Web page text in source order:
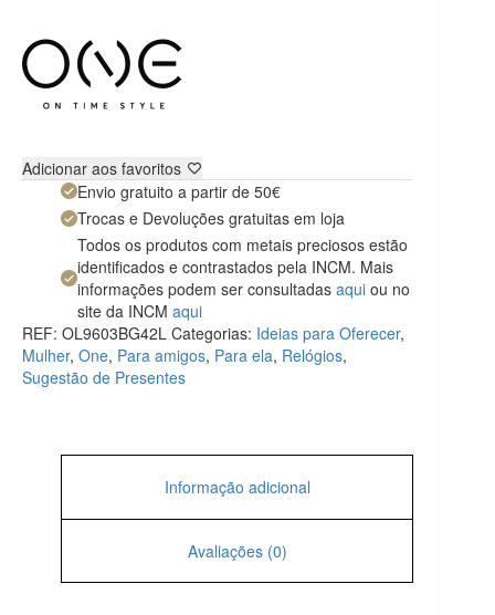
Legend
Gold
Adicionar aos favoritos
Envio gratuito a partir de 50€
Trocas e Devoluções gratuitas em loja
Todos os produtos com metais preciosos estão
identificados e contrastados pela INCM. Mais
informações podem ser consultadas aqui ou no
site da INCM aqui
REF: OL9603BG42L Categorias: Ideias para Oferecer,
Mulher, One, Para amigos, Para ela, Relógios,
Sugestão de Presentes
Informação adicional
Avaliações (0)